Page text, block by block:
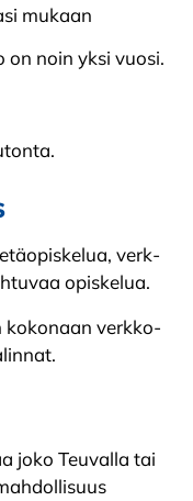
mukaan
on noin yksi vuosi.
verk­
opiskelua.
verkko-
joko Teuvalla tai